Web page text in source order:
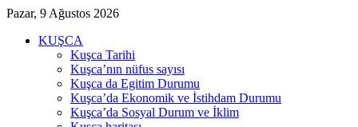
Pazar, 9 Ağustos 2026
KUŞCA
Kuşca Tarihi
Kuşca’nın nüfus sayısı
Kuşca da Egitim Durumu
Kuşca’da Ekonomik ve İstihdam Durumu
Kuşca’da Sosyal Durum ve İklim